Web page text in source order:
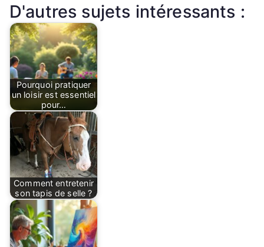
D'autres sujets intéressants :
Pourquoi pratiquer
un loisir est essentiel
pour…
Comment entretenir
son tapis de selle ?